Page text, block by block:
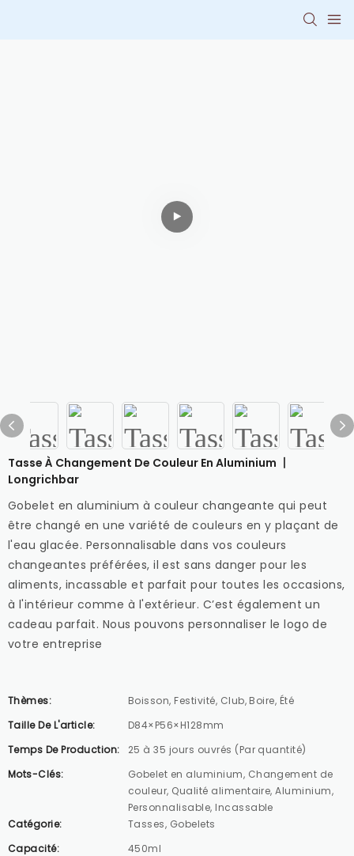
Tasse À Changement De Couleur En Aluminium 丨
Longrichbar
Gobelet en aluminium à couleur changeante qui peut
être changé en une variété de couleurs en y plaçant de
l'eau glacée. Personnalisable dans vos couleurs
changeantes préférées, il est sans danger pour les
aliments, incassable et parfait pour toutes les occasions,
à l'intérieur comme à l'extérieur. C’est également un
cadeau parfait. Nous pouvons personnaliser le logo de
votre entreprise
Thèmes:
Boisson, Festivité, Club, Boire, Été
Taille De L'article:
D84×P56×H128mm
Temps De Production:
25 à 35 jours ouvrés (Par quantité)
Mots-Clés:
Gobelet en aluminium, Changement de
couleur, Qualité alimentaire, Aluminium,
Personnalisable, Incassable
Catégorie:
Tasses, Gobelets
Capacité:
450ml